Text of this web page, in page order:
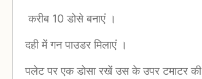
करीब 10 डोसे बनाएं ।
दही में गन पाउडर मिलाएं ।
पलेट पर एक डोसा रखें उस के उपर टमाटर